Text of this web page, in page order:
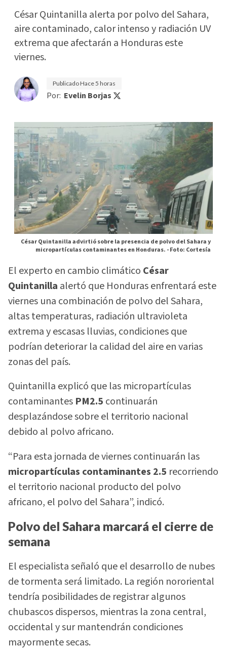
César Quintanilla alerta por polvo del Sahara,
aire contaminado, calor intenso y radiación UV
extrema que afectarán a Honduras este
viernes.
PublicadoHace 5 horas
Por: Evelin Borjas
César Quintanilla advirtió sobre la presencia de polvo del Sahara y
micropartículas contaminantes en Honduras. -Foto: Cortesía
El experto en cambio climático César
Quintanilla alertó que Honduras enfrentará este
viernes una combinación de polvo del Sahara,
altas temperaturas, radiación ultravioleta
extrema y escasas lluvias, condiciones que
podrían deteriorar la calidad del aire en varias
zonas del país.
Quintanilla explicó que las micropartículas
contaminantes PM2.5 continuarán
desplazándose sobre el territorio nacional
debido al polvo africano.
“Para esta jornada de viernes continuarán las
micropartículas contaminantes 2.5 recorriendo
el territorio nacional producto del polvo
africano, el polvo del Sahara”, indicó.
Polvo del Sahara marcará el cierre de
semana
El especialista señaló que el desarrollo de nubes
de tormenta será limitado. La región nororiental
tendría posibilidades de registrar algunos
chubascos dispersos, mientras la zona central,
occidental y sur mantendrán condiciones
mayormente secas.